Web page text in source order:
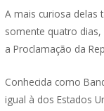
A mais curiosa delas
somente quatro
a Proclamação da
Conhecida como
igual à dos Estados